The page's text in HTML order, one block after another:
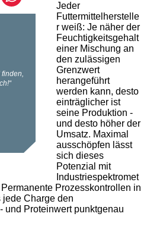
Jeder
Futtermittelherstelle
r weiß: Je näher der
Feuchtigkeitsgehalt
einer Mischung an
den zulässigen
Grenzwert
herangeführt
werden kann, desto
einträglicher ist
seine Produktion -
und desto höher der
Umsatz. Maximal
ausschöpfen lässt
sich dieses
Potenzial mit
Industriespektromet
Prozesskontrollen in
jede Charge den
und Proteinwert punktgenau